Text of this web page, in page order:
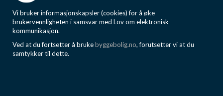
Vi bruker informasjonskapsler (cookies) for å øke
brukervennligheten i samsvar med Lov om elektronisk
kommunikasjon.
Ved at du fortsetter å brukebyggebolig.no, forutsetter vi at du
samtykker til dette.